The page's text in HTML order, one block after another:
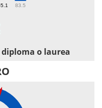
83.5
o laurea